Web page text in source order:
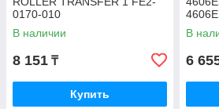
0170-010
В наличии
8 151 ₸
Купить
В
6